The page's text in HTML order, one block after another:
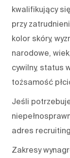
kwalifikujący
przy
kolor skóry,
narodowe,
cywilny, status
tożsamość
Jeśli
adres
Zakresy